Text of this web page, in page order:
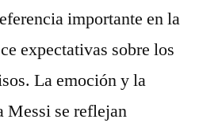
importante en la
expectativas sobre los
La emoción y la
Messi se reflejan